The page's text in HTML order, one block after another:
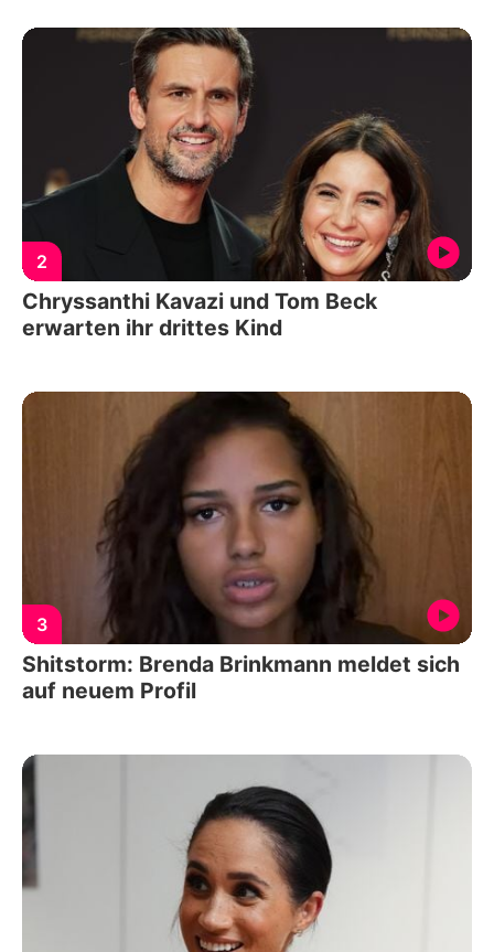
2
Chryssanthi Kavazi und Tom Beck
erwarten ihr drittes Kind
3
Shitstorm: Brenda Brinkmann meldet sich
auf neuem Profil